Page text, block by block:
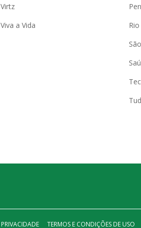
Virtz
Viva a Vida
PRIVACIDADE TERMOS E CONDIÇÕES DE USO